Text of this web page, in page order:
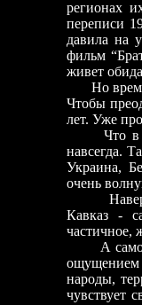
регионах
переписи
давила на
фильм
живет
Но время
Чтобы
лет. Уже
Что
навсегда.
Украина,
очень
Кавказ -
частичное,
А
ощущением
народы,
чувствует